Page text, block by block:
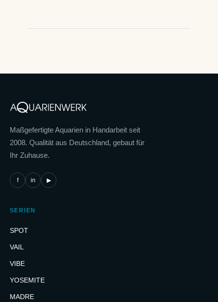
Maßgefertigte Aquarien in Handarbeit seit
2008. Qualität aus Deutschland, gebaut für
Ihr Zuhause.
f in ▶
SERIEN
SPOT
VAIL
VIBE
YOSEMITE
MADRE